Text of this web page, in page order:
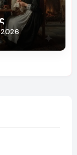
2026